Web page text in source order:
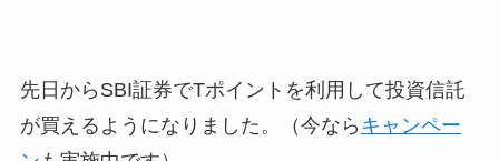
先日からSBI証券でTポイントを利用して投資信託
が買えるようになりました。（今なら キャンペー